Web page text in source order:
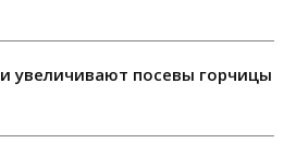
увеличивают посевы горчицы